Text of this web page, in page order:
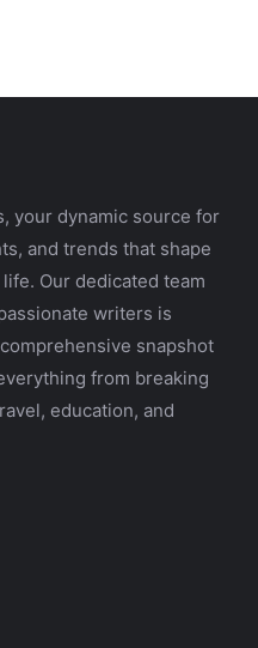
your dynamic source for
and trends that shape
Our dedicated team
writers is
snapshot
from breaking
education, and